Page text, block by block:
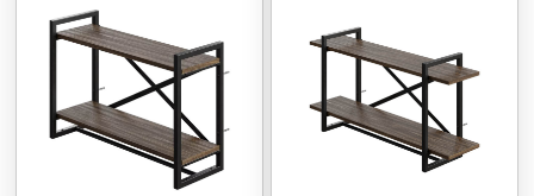
МЕДИЦИНСКАЯ МЕБЕЛЬ
СИСТЕМЫ ХРАНЕНИЯ